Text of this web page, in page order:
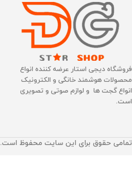
فروشگاه دیجی استار عرضه کننده انواع
محصولات هوشمند خانگی و الکترونیک
انواع گجت ها و لوازم صوتی و تصویری
است.
تمامی حقوق برای این سایت محفوظ است.